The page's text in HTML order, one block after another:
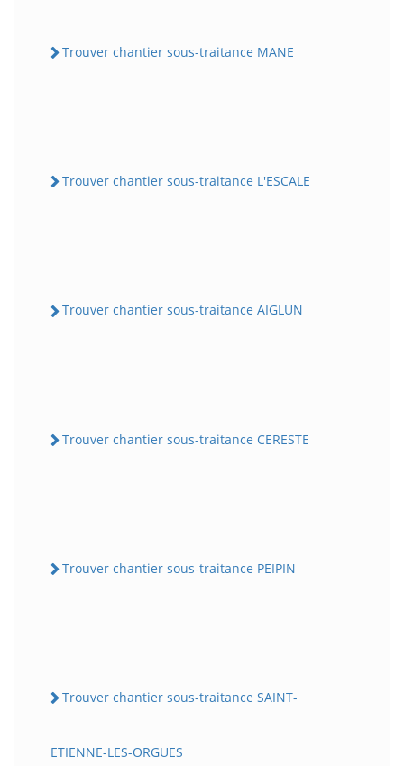
Trouver chantier sous-traitance MANE
Trouver chantier sous-traitance L'ESCALE
Trouver chantier sous-traitance AIGLUN
Trouver chantier sous-traitance CERESTE
Trouver chantier sous-traitance PEIPIN
Trouver chantier sous-traitance SAINT-
ETIENNE-LES-ORGUES